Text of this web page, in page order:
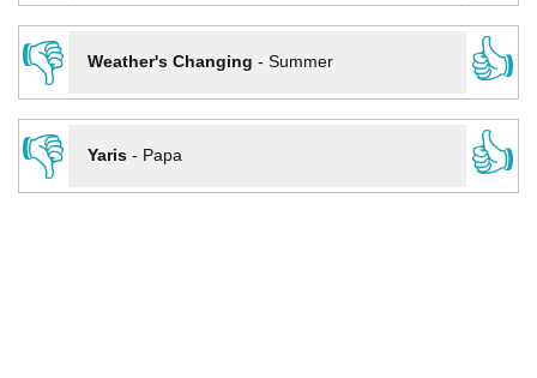
👎
Weather's Changing - Summer
👍
👎
Yaris- Papa 👍